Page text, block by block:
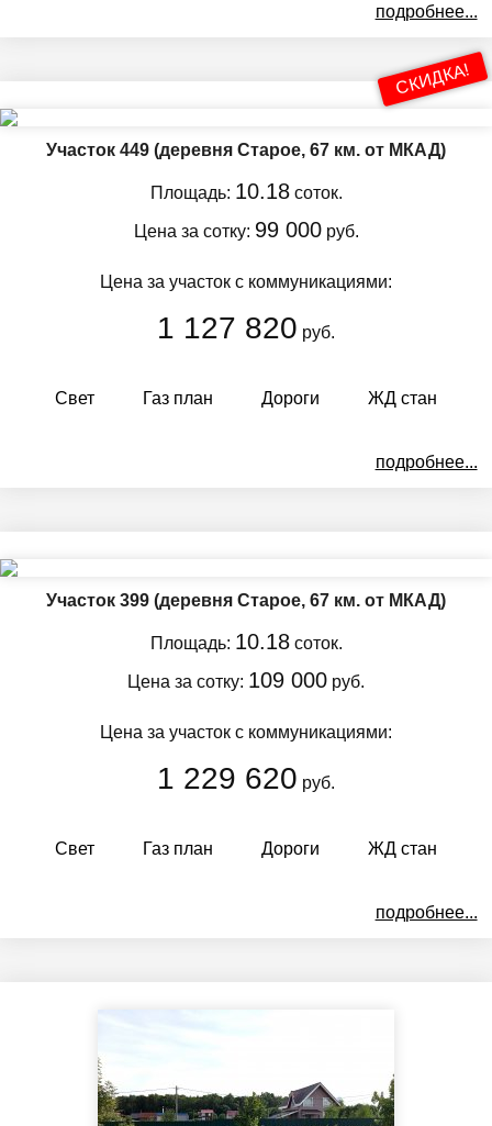
подробнее...
СКИДКА!
Участок 449 (деревня Старое, 67 км. от МКАД)
Площадь: 10.18соток.
Цена за сотку: 99 000руб.
Цена за участок с коммуникациями:
1 127 820 руб.
Свет Газ план Дороги ЖД стан
подробнее...
Участок 399 (деревня Старое, 67 км. от МКАД)
Площадь: 10.18соток.
Цена за сотку: 109 000 руб.
Цена за участок с коммуникациями:
1 229 620 руб.
Свет Газ план Дороги ЖД стан
подробнее...